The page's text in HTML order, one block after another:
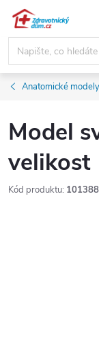
Přejít
obsah
Anatomické
Model
velikost
Kód produktu: